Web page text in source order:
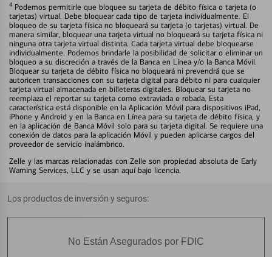
4 Podemos permitirle que bloquee su tarjeta de débito física o tarjeta (o
tarjetas) virtual. Debe bloquear cada tipo de tarjeta individualmente. El
bloqueo de su tarjeta física no bloqueará su tarjeta (o tarjetas) virtual. De
manera similar, bloquear una tarjeta virtual no bloqueará su tarjeta física ni
ninguna otra tarjeta virtual distinta. Cada tarjeta virtual debe bloquearse
individualmente. Podemos brindarle la posibilidad de solicitar o eliminar un
bloqueo a su discreción a través de la Banca en Línea y/o la Banca Móvil.
Bloquear su tarjeta de débito física no bloqueará ni prevendrá que se
autoricen transacciones con su tarjeta digital para débito ni para cualquier
tarjeta virtual almacenada en billeteras digitales. Bloquear su tarjeta no
reemplaza el reportar su tarjeta como extraviada o robada. Esta
característica está disponible en la Aplicación Móvil para dispositivos iPad,
iPhone y Android y en la Banca en Línea para su tarjeta de débito física, y
en la aplicación de Banca Móvil solo para su tarjeta digital. Se requiere una
conexión de datos para la aplicación Móvil y pueden aplicarse cargos del
proveedor de servicio inalámbrico.
Zelle y las marcas relacionadas con Zelle son propiedad absoluta de Early
Warning Services, LLC y se usan aquí bajo licencia.
Los productos de inversión y seguros:
No Están Asegurados por FDIC